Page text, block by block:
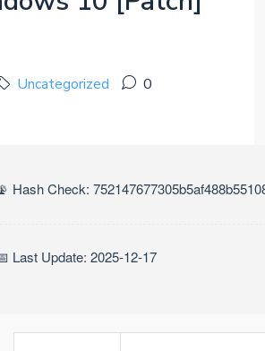
Uncategorized 0
Hash Check:
Last Update: 2025-12-17